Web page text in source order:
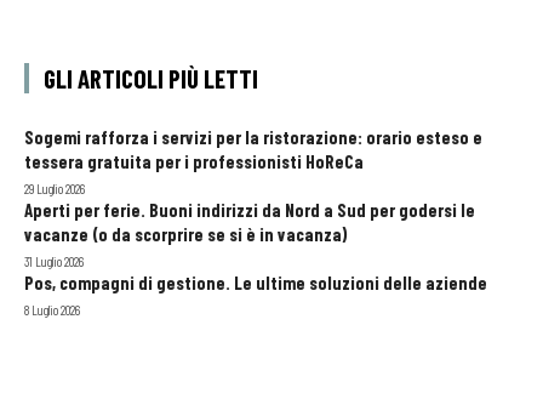
GLI ARTICOLI PIÙ LETTI
Sogemi rafforza i servizi per la ristorazione: orario esteso e
tessera gratuita per i professionisti HoReCa
29 Luglio 2026
Aperti per ferie. Buoni indirizzi da Nord a Sud per godersi le
vacanze (o da scorprire se si è in vacanza)
31 Luglio 2026
Pos, compagni di gestione. Le ultime soluzioni delle aziende
8 Luglio 2026